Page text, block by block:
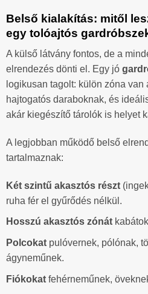
Belső kialakítás: mitől
egy tolóajtós
A külső látvány fontos, de a
elrendezés dönti el. Egy jó
logikusan tagolt: külön zóna
hajtogatós daraboknak, és
akár kiegészítő tárolók is helyet
A legjobban működő belső
tartalmaznak:
Két szintű akasztós részt
ruha fér el gyűrődés nélkül.
Hosszú akasztós zónát
Polcokat pulóvernek, pólónak,
ágyneműnek.
Fiókokat fehérneműnek,